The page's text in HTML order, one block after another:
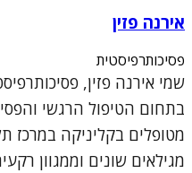
אירנה פזין
פסיכותרפיסטית
שמי אירנה פזין,
בתחום הטיפול הרגשי
מטופלים בקליניקה במרכז
מגילאים שונים וממגוון